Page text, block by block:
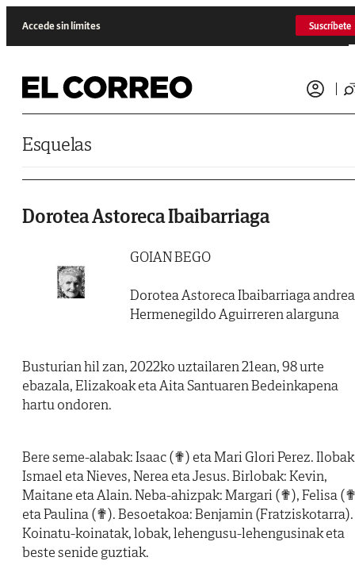
Accede sin límites Suscríbete
Esquelas
Dorotea Astoreca Ibaibarriaga
GOIAN BEGO
Dorotea Astoreca Ibaibarriaga andrea
Hermenegildo Aguirreren alarguna
Busturian hil zan, 2022ko uztailaren 21ean, 98 urte
ebazala, Elizakoak eta Aita Santuaren Bedeinkapena
hartu ondoren.
Bere seme-alabak: Isaac (✟) eta Mari Glori Perez.
Ismael eta Nieves, Nerea eta Jesus. Birlobak: Kevin,
Maitane eta Alain. Neba-ahizpak: Margari (✟), Felisa
eta Paulina (✟). Besoetakoa: Benjamin (Fratziskotarra).
Koinatu-koinatak, lobak, lehengusu-lehengusinak eta
beste senide guztiak.